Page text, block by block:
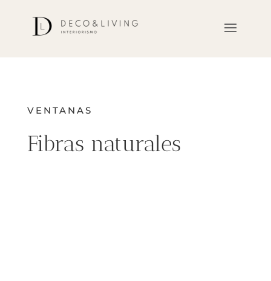
VENTANAS
Fibras naturales